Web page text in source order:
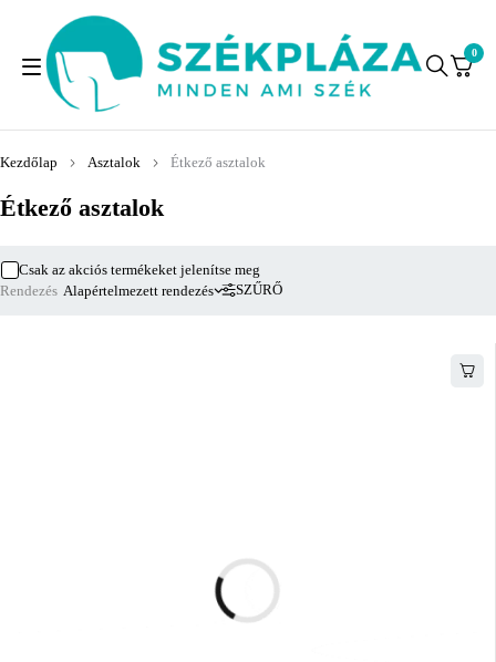
0
Étkező asztalok
Kezdőlap Asztalok Étkező asztalok
SZŰRŐ
Csak az akciós termékeket jelenítse meg
Rendezés Alapértelmezett rendezés